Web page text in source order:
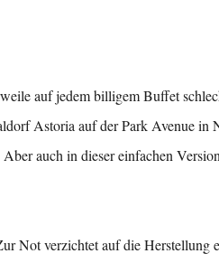
auf jedem billigem Buffet
Astoria auf der Park Avenue
auch in dieser einfachen
Not verzichtet auf die Herstellung